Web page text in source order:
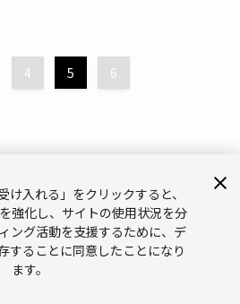
4 5 6
い合わせ
メールマガジン
語）
け入れる」をクリックすると、
強化し、サイトの使用状況を分
ング活動を支援するために、デ
することに同意したことになり
ます。